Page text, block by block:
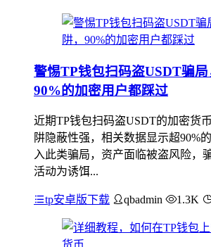
警惕TP钱包扫码盗USDT骗局
90%的加密用户都踩过
近期TP钱包扫码盗USDT的加密货
阱隐蔽性强，相关数据显示超90%
入此类骗局，资产面临被盗风险，
活动为诱饵...
tp安卓版下载 qbadmin 1.3K